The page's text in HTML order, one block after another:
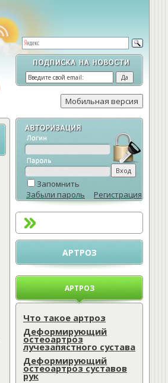
Запомнить
Забыли пароль
Регистрация
АРТРОЗ
АРТРОЗ
Что такое артроз
Деформирующий
остеоартроз
лучезапястного сустава
Деформирующий
остеоартроз суставов
рук